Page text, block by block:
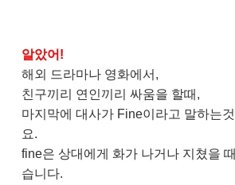
알았어!
해외 드라마나 영화에서,
친구끼리 연인끼리 싸움을 할때,
마지막에 대사가 Fine이라고 말하는
요.
fine은 상대에게 화가 나거나 지쳤을
습니다.